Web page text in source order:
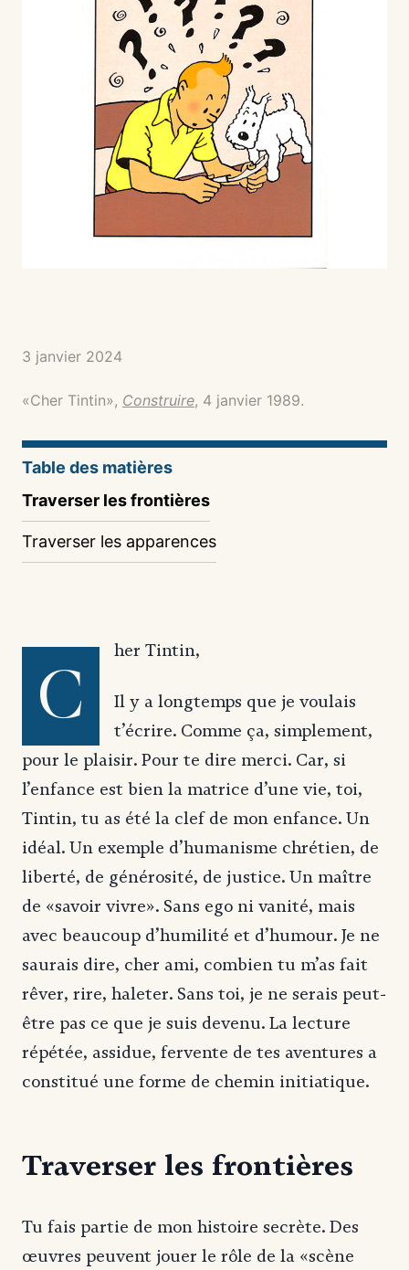
3 janvier 2024
«Cher Tintin», Construire, 4 janvier 1989.
Table des matières
Traverser les frontières
Traverser les apparences
C
her Tintin,
Il y a longtemps que je voulais
t’écrire. Comme ça, simplement,
pour le plaisir. Pour te dire merci. Car, si
l’enfance est bien la matrice d’une vie, toi,
Tintin, tu as été la clef de mon enfance. Un
idéal. Un exemple d’humanisme chrétien, de
liberté, de générosité, de justice. Un maître
de «savoir vivre». Sans ego ni vanité, mais
avec beaucoup d’humilité et d’humour. Je ne
saurais dire, cher ami, combien tu m’as fait
rêver, rire, haleter. Sans toi, je ne serais peut-
être pas ce que je suis devenu. La lecture
répétée, assidue, fervente de tes aventures a
constitué une forme de chemin initiatique.
Traverser les frontières
Tu fais partie de mon histoire secrète. Des
œuvres peuvent jouer le rôle de la «scène